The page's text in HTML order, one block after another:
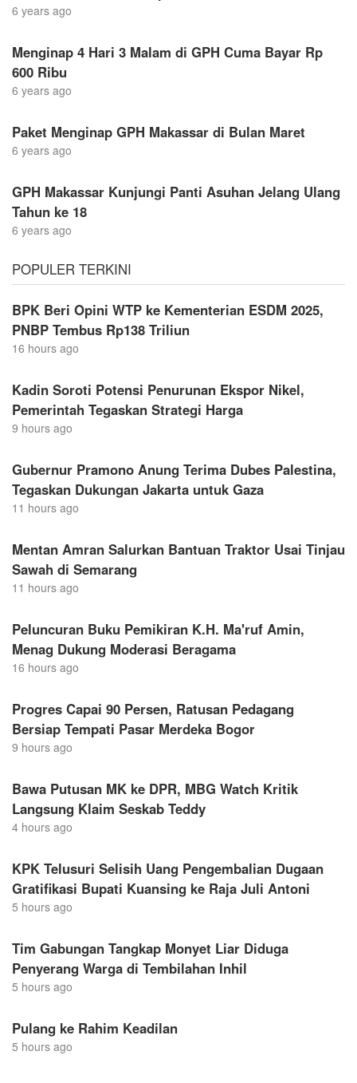
6 years ago
Menginap 4 Hari 3 Malam di GPH Cuma Bayar Rp
600 Ribu
6 years ago
Paket Menginap GPH Makassar di Bulan Maret
6 years ago
GPH Makassar Kunjungi Panti Asuhan Jelang Ulang
Tahun ke 18
6 years ago
POPULER TERKINI
BPK Beri Opini WTP ke Kementerian ESDM 2025,
PNBP Tembus Rp138 Triliun
16 hours ago
Kadin Soroti Potensi Penurunan Ekspor Nikel,
Pemerintah Tegaskan Strategi Harga
9 hours ago
Gubernur Pramono Anung Terima Dubes Palestina,
Tegaskan Dukungan Jakarta untuk Gaza
11 hours ago
Mentan Amran Salurkan Bantuan Traktor Usai Tinjau
Sawah di Semarang
11 hours ago
Peluncuran Buku Pemikiran K.H. Ma'ruf Amin,
Menag Dukung Moderasi Beragama
16 hours ago
Progres Capai 90 Persen, Ratusan Pedagang
Bersiap Tempati Pasar Merdeka Bogor
9 hours ago
Bawa Putusan MK ke DPR, MBG Watch Kritik
Langsung Klaim Seskab Teddy
4 hours ago
KPK Telusuri Selisih Uang Pengembalian Dugaan
Gratifikasi Bupati Kuansing ke Raja Juli Antoni
5 hours ago
Tim Gabungan Tangkap Monyet Liar Diduga
Penyerang Warga di Tembilahan Inhil
5 hours ago
Pulang ke Rahim Keadilan
5 hours ago